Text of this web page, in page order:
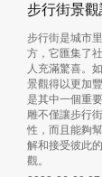
步行街是城市
方，它匯集了
人充滿驚喜。
景觀得以更加
是其中一個重
雕不僅讓步行
性，而且能夠
解和接受彼此
觀。